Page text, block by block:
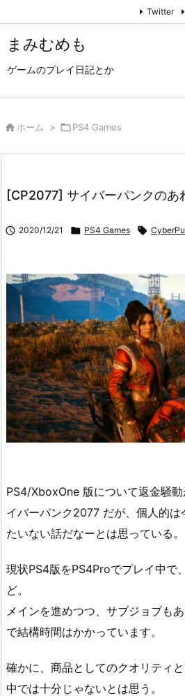
まみむめも
ゲームのプレイ日記とか
Twitter
 ホーム > PS4 Games
[CP2077] サイバーパンクのあ
 2020/12/21  PS4 Games 
PS4/XboxOne 版について返金騒
イバーパンク2077 だが、個人的は
たいない話だなーとは思っている。
現状PS4版をPS4Proでプレイ中で
ど。
メインを進めつつ、サブジョブも
で結構時間はかかっています。
確かに、商品としてのクオリティ
中では十分じゃないとは思う。